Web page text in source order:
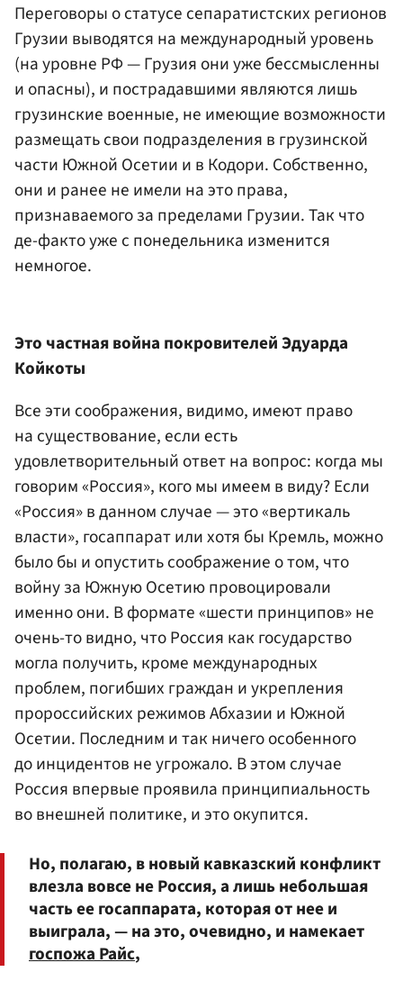
Переговоры о статусе сепаратистских регионов
Грузии выводятся на международный уровень
(на уровне РФ — Грузия они уже бессмысленны
и опасны), и пострадавшими являются лишь
грузинские военные, не имеющие возможности
размещать свои подразделения в грузинской
части Южной Осетии и в Кодори. Собственно,
они и ранее не имели на это права,
признаваемого за пределами Грузии. Так что
де-факто уже с понедельника изменится
немногое.
Это частная война покровителей Эдуарда
Койкоты
Все эти соображения, видимо, имеют право
на существование, если есть
удовлетворительный ответ на вопрос: когда мы
говорим «Россия», кого мы имеем в виду? Если
«Россия» в данном случае — это «вертикаль
власти», госаппарат или хотя бы Кремль, можно
было бы и опустить соображение о том, что
войну за Южную Осетию провоцировали
именно они. В формате «шести принципов» не
очень-то видно, что Россия как государство
могла получить, кроме международных
проблем, погибших граждан и укрепления
пророссийских режимов Абхазии и Южной
Осетии. Последним и так ничего особенного
до инцидентов не угрожало. В этом случае
Россия впервые проявила принципиальность
во внешней политике, и это окупится.
Но, полагаю, в новый кавказский конфликт
влезла вовсе не Россия, а лишь небольшая
часть ее госаппарата, которая от нее и
выиграла, — на это, очевидно, и намекает
госпожа Райс,